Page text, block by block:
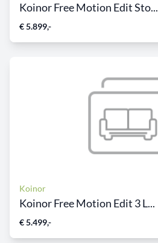
Koinor Free Motion Edit Sto...
€ 5.899,-
Koinor
Koinor Free Motion Edit 3 L...
€ 5.499,-